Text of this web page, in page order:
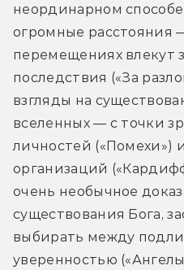
неординарном
огромные расстояния
перемещениях влекут
последствия («За
взгляды на
вселенных — с точки
личностей («Помехи»)
организаций
очень необычное
существования Бога,
выбирать между
уверенностью